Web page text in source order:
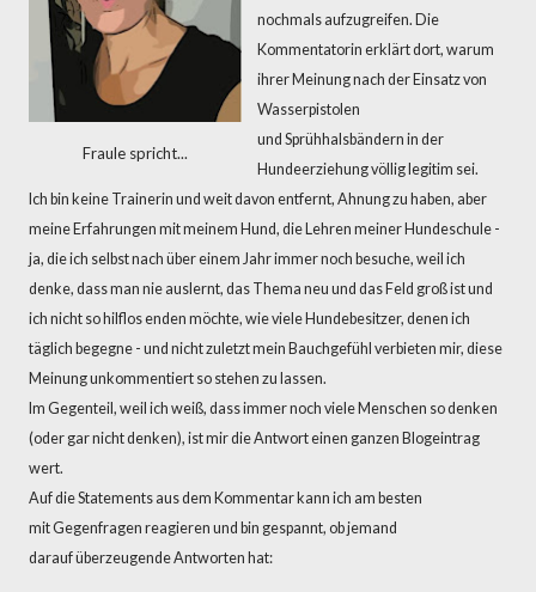
Fraule spricht...
nochmals aufzugreifen. Die
Kommentatorin erklärt dort, warum
ihrer Meinung nach der Einsatz von
Wasserpistolen
und Sprühhalsbändern in der
Hundeerziehung völlig legitim sei.
Ich bin keine Trainerin und weit davon entfernt, Ahnung zu haben, aber
meine Erfahrungen mit meinem Hund, die Lehren meiner Hundeschule -
ja, die ich selbst nach über einem Jahr immer noch besuche, weil ich
denke, dass man nie auslernt, das Thema neu und das Feld groß ist und
ich nicht so hilflos enden möchte, wie viele Hundebesitzer, denen ich
täglich begegne - und nicht zuletzt mein Bauchgefühl verbieten mir, diese
Meinung unkommentiert so stehen zu lassen.
Im Gegenteil, weil ich weiß, dass immer noch viele Menschen so denken
(oder gar nicht denken), ist mir die Antwort einen ganzen Blogeintrag
wert.
Auf die Statements aus dem Kommentar kann ich am besten
mit Gegenfragen reagieren und bin gespannt, ob jemand
darauf überzeugende Antworten hat: